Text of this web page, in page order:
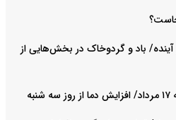
هواشناسی طی ۵ روز آینده/ باد و گردوخاک در بخش‌هایی از